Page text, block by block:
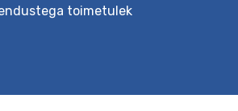
toimetulek